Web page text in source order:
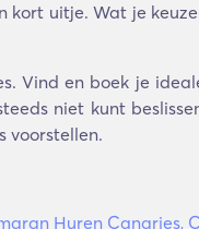
kort uitje. Wat je
Vind en boek je
niet kunt
voorstellen.
Huren Canaries,